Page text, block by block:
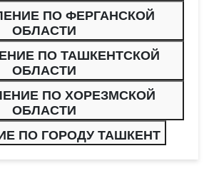
ПО ФЕРГАНСКОЙ
ОБЛАСТИ
ПО ТАШКЕНТСКОЙ
ОБЛАСТИ
ПО ХОРЕЗМСКОЙ
ОБЛАСТИ
ПО ГОРОДУ ТАШКЕНТ